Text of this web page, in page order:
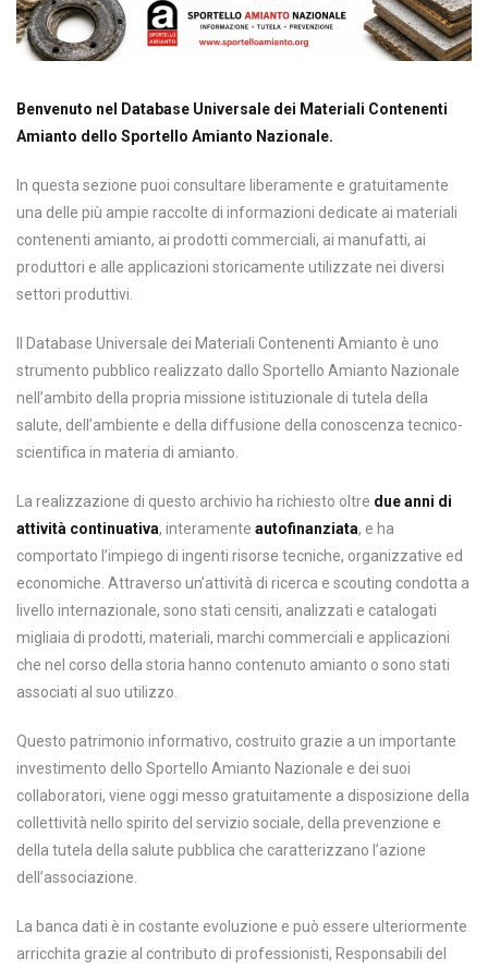
Benvenuto nel Database Universale dei Materiali Contenenti
Amianto dello Sportello Amianto Nazionale.
In questa sezione puoi consultare liberamente e gratuitamente
una delle più ampie raccolte di informazioni dedicate ai materiali
contenenti amianto, ai prodotti commerciali, ai manufatti, ai
produttori e alle applicazioni storicamente utilizzate nei diversi
settori produttivi.
Il Database Universale dei Materiali Contenenti Amianto è uno
strumento pubblico realizzato dallo Sportello Amianto Nazionale
nell’ambito della propria missione istituzionale di tutela della
salute, dell’ambiente e della diffusione della conoscenza tecnico-
scientifica in materia di amianto.
La realizzazione di questo archivio ha richiesto oltre due anni di
attività continuativa, interamente autofinanziata, e ha
comportato l’impiego di ingenti risorse tecniche, organizzative ed
economiche. Attraverso un’attività di ricerca e scouting condotta a
livello internazionale, sono stati censiti, analizzati e catalogati
migliaia di prodotti, materiali, marchi commerciali e applicazioni
che nel corso della storia hanno contenuto amianto o sono stati
associati al suo utilizzo.
Questo patrimonio informativo, costruito grazie a un importante
investimento dello Sportello Amianto Nazionale e dei suoi
collaboratori, viene oggi messo gratuitamente a disposizione della
collettività nello spirito del servizio sociale, della prevenzione e
della tutela della salute pubblica che caratterizzano l’azione
dell’associazione.
La banca dati è in costante evoluzione e può essere ulteriormente
arricchita grazie al contributo di professionisti, Responsabili del